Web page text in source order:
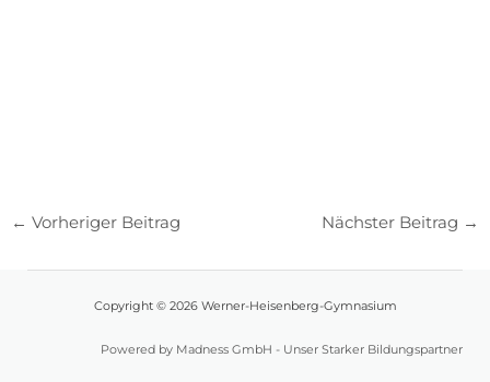
← Vorheriger Beitrag Nächster Beitrag →
Copyright © 2026 Werner-Heisenberg-Gymnasium
Powered by Madness GmbH - Unser Starker Bildungspartner